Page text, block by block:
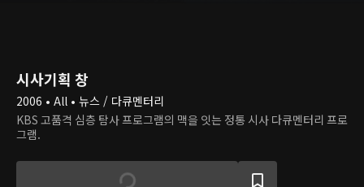
시사기획 창
2006 • All • 뉴스 / 다큐멘터리
KBS 고품격 심층 탐사 프로그램의 맥을 잇는 정통 시사 다큐멘터리 프로
그램.